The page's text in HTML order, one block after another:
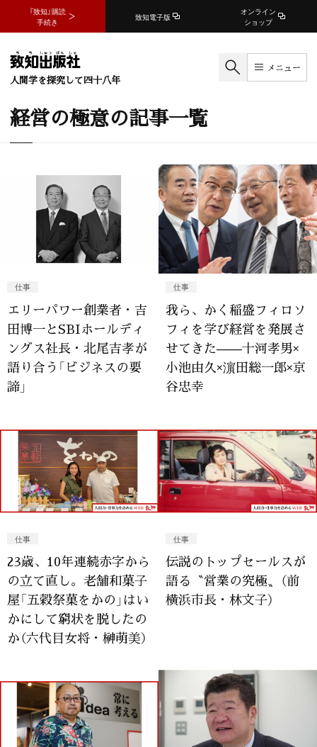
『致知』購読
手続き
致知電子版
オンライン
ショップ
人間学を探究して四十八年
メニュー
経営の極意の記事一覧
仕事
エリーパワー創業者・吉
田博一とSBIホールディ
ングス社長・北尾吉孝が
語り合う「ビジネスの要
諦」
仕事
我ら、かく稲盛フィロソ
フィを学び経営を発展さ
せてきた——十河孝男×
小池由久×濵田総一郎×京
谷忠幸
仕事
23歳、10年連続赤字から
の立て直し。老舗和菓子
屋「五穀祭菓をかの」はい
かにして窮状を脱したの
か（六代目女将・榊萌美）
仕事
伝説のトップセールスが
語る〝営業の究極〟（前
横浜市長・林文子）